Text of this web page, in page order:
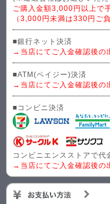
ご購入金額3,000円以上で
（3,000円未満は330円ご
■銀行ネット決済
→当店にてご入金確認後の
■ATM(ペイジー)決済
→当店にてご入金確認後の
■コンビニ決済
コンビニエンスストアで代
→当店にてご入金確認後の